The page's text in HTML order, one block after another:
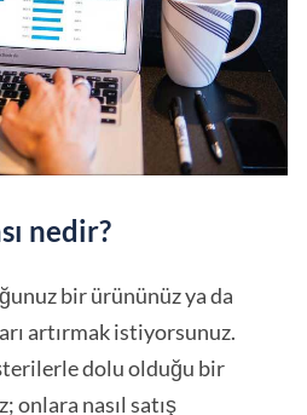
nedir?
bir ürününüz ya da
artırmak istiyorsunuz.
dolu olduğu bir
onlara nasıl satış